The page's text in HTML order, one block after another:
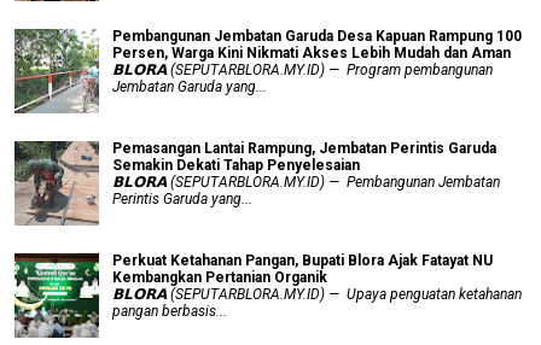
Pembangunan Jembatan Garuda Desa Kapuan Rampung 100
Persen, Warga Kini Nikmati Akses Lebih Mudah dan Aman
𝗕𝗟𝗢𝗥𝗔 (SEPUTARBLORA.MY.ID) — Program pembangunan
Jembatan Garuda yang...
Pemasangan Lantai Rampung, Jembatan Perintis Garuda
Semakin Dekati Tahap Penyelesaian
𝗕𝗟𝗢𝗥𝗔 (SEPUTARBLORA.MY.ID) — Pembangunan Jembatan
Perintis Garuda yang...
​Perkuat Ketahanan Pangan, Bupati Blora Ajak Fatayat NU
Kembangkan Pertanian Organik
𝗕𝗟𝗢𝗥𝗔 (SEPUTARBLORA.MY.ID) — Upaya penguatan ketahanan
pangan berbasis...